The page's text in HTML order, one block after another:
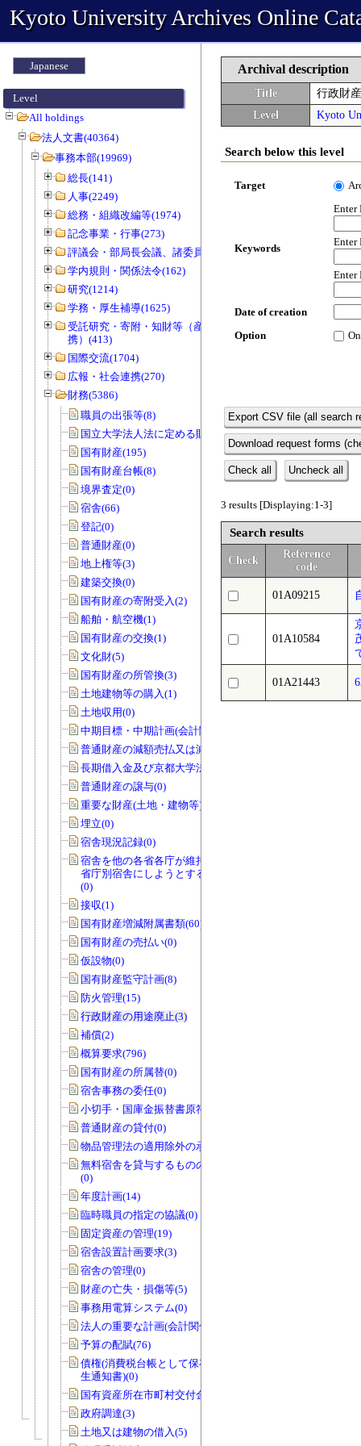
Kyoto University Archives Online
Japanese
Level
All holdings
法人文書(40364)
事務本部(19969)
総長(141)
人事(2249)
総務・組織改編等(1974)
記念事業・行事(273)
評議会・部局長会議、諸委員会等(1466)
学内規則・関係法令(162)
研究(1214)
学務・厚生補導(1625)
受託研究・寄附・知財等（産官学連
携）(413)
国際交流(1704)
広報・社会連携(270)
財務(5386)
職員の出張等(8)
国立大学法人法に定める財務諸表等(3)
国有財産(195)
国有財産台帳(8)
境界査定(0)
宿舎(66)
登記(0)
普通財産(0)
地上権等(3)
建築交換(0)
国有財産の寄附受入(2)
船舶・航空機(1)
国有財産の交換(1)
文化財(5)
国有財産の所管換(3)
土地建物等の購入(1)
土地収用(0)
中期目標・中期計画(会計関係)(0)
普通財産の減額売払又は減額貸付(0)
長期借入金及び京都大学法人債(0)
普通財産の譲与(0)
重要な財産(土地・建物等)(0)
埋立(0)
宿舎現況記録(0)
宿舎を他の各省各庁が維持管理を行う
省庁別宿舎にしようとする場合のもの
(0)
接収(1)
国有財産増減附属書類(60)
国有財産の売払い(0)
仮設物(0)
国有財産監守計画(8)
防火管理(15)
行政財産の用途廃止(3)
補償(2)
概算要求(796)
国有財産の所属替(0)
宿舎事務の委任(0)
小切手・国庫金振替書原符(1)
普通財産の貸付(0)
物品管理法の適用除外の承認(1)
無料宿舎を貸与するものの指定の協議
(0)
年度計画(14)
臨時職員の指定の協議(0)
固定資産の管理(19)
宿舎設置計画要求(3)
宿舎の管理(0)
財産の亡失・損傷等(5)
事務用電算システム(0)
法人の重要な計画(会計関係)(0)
予算の配賦(76)
債権(消費税台帳として保存する債権発
生通知書)(0)
国有資産所在市町村交付金(1)
政府調達(3)
土地又は建物の借入(5)
Archival description
Title
行政財
Level
Kyoto
Search below this level
Target
Keywords
Enter
Enter
Enter
Date of creation
Option
Export CSV file (all search
Download request forms
Check all Uncheck all
3 results [Displaying:1-3]
Search results
Check
Reference
code
01A09215
01A10584
01A21443